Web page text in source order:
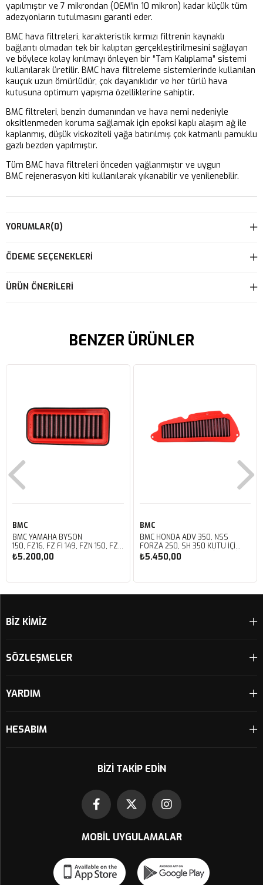
yapılmıştır ve 7 mikrondan (OEM’in 10 mikron) kadar küçük tüm
adezyonların tutulmasını garanti eder.
BMC hava filtreleri, karakteristik kırmızı filtrenin kaynaklı
bağlantı olmadan tek bir kalıptan gerçekleştirilmesini sağlayan
ve böylece kolay kırılmayı önleyen bir “Tam Kalıplama” sistemi
kullanılarak üretilir. BMC hava filtreleme sistemlerinde kullanılan
kauçuk uzun ömürlüdür, çok dayanıklıdır ve her türlü hava
kutusuna optimum yapışma özelliklerine sahiptir.
BMC filtreleri, benzin dumanından ve hava nemi nedeniyle
oksitlenmeden koruma sağlamak için epoksi kaplı alaşım ağ ile
kaplanmış, düşük viskoziteli yağa batırılmış çok katmanlı pamuklu
gazlı bezden yapılmıştır.
Tüm BMC hava filtreleri önceden yağlanmıştır ve uygun
BMC rejenerasyon kiti kullanılarak yıkanabilir ve yenilenebilir.
YORUMLAR(0)
ÖDEME SEÇENEKLERI
ÜRÜN ÖNERILERI
BENZER ÜRÜNLER
BMC
BMC YAMAHA BYSON
150, FZ16, FZ FI 149, FZN 150, FZS
FI V3 KUTU İÇİ PERFORMANS
HAVA FİLTRESİ FM01147
₺5.200,00
BMC
BMC HONDA ADV 350, NSS
FORZA 250, SH 350 KUTU İÇİ
PERFORMANS HAVA FİLTRESİ
₺5.450,00
BİZ KİMİZ
SÖZLEŞMELER
YARDIM
HESABIM
BIZI TAKIP EDIN
MOBIL UYGULAMALAR